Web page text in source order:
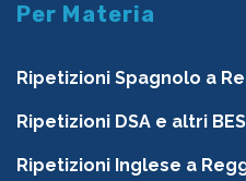
Per Materia
Ripetizioni Spagnolo a
Ripetizioni DSA e altri
Ripetizioni Inglese a